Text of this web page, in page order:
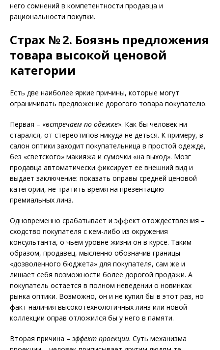
него сомнений в компетентности продавца и
рациональности покупки.
Страх № 2. Боязнь предложения
товара высокой ценовой
категории
Есть две наиболее яркие причины, которые могут
ограничивать предложение дорогого товара покупателю.
Первая – «встречаем по одежке». Как бы человек ни
старался, от стереотипов никуда не деться. К примеру, в
салон оптики заходит покупательница в простой одежде,
без «светского» макияжа и сумочки «на выход». Мозг
продавца автоматически фиксирует ее внешний вид и
выдает заключение: показать оправы средней ценовой
категории, не тратить время на презентацию
премиальных линз.
Одновременно срабатывает и эффект отождествления –
сходство покупателя с кем-либо из окружения
консультанта, о чьем уровне жизни он в курсе. Таким
образом, продавец, мысленно обозначив границы
«дозволенного бюджета» для покупателя, сам же и
лишает себя возможности более дорогой продажи. А
покупатель остается в полном неведении о новинках
рынка оптики. Возможно, он и не купил бы в этот раз, но
факт наличия высокотехнологичных линз или новой
коллекции оправ отложился бы у него в памяти.
Вторая причина – эффект проекции. Суть механизма